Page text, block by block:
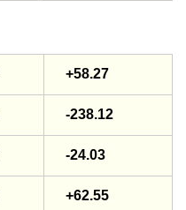
+58.27
-238.12
-24.03
+62.55